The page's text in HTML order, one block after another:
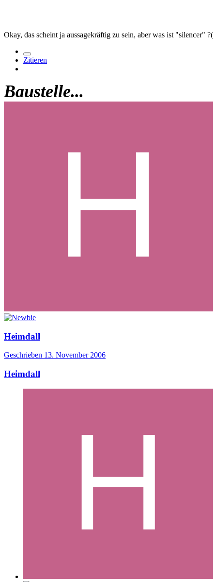
Okay, das scheint ja aussagekräftig zu sein, aber was ist "silencer" ?(
Zitieren
Baustelle...
Heimdall
Geschrieben 13. November 2006
Heimdall